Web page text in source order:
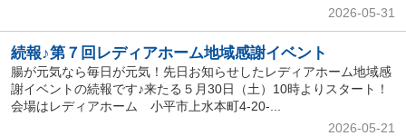
2026-05-31
続報♪第７回レディアホーム地域感謝イベント
腸が元気なら毎日が元気！先日お知らせしたレディアホーム地域感
謝イベントの続報です♪来たる５月30日（土）10時よりスタート！
会場はレディアホーム 小平市上水本町4-20-...
2026-05-21